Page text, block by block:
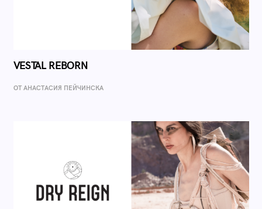
VESTAL REBORN
ОТ AНАСТАСИЯ ПЕЙЧИНСКА